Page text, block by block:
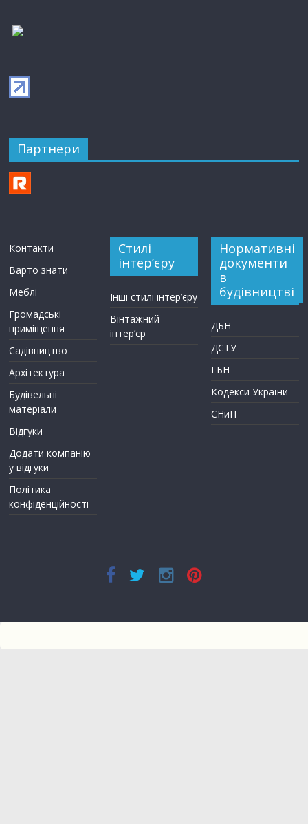
Партнери
Контакти
Варто знати
Меблі
Громадські
приміщення
Садівництво
Архітектура
Будівельні
матеріали
Відгуки
Додати компанію
у відгуки
Політика
конфіденційності
Стилі
інтер’єру
Інші стилі інтер’єру
Вінтажний
інтер’єр
Нормативні
документи
в
будівництві
ДБН
ДСТУ
ГБН
Кодекси України
СНиП